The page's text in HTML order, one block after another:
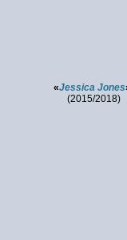
«Jessica Jones
(2015/2018)